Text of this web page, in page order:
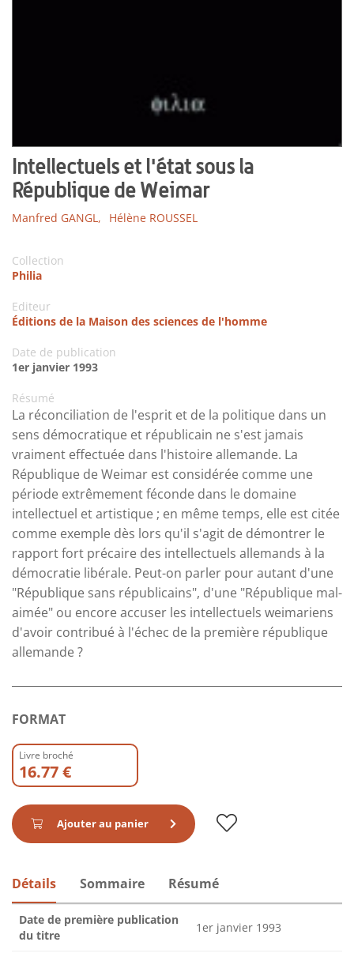
Intellectuels et l'état sous la
République de Weimar
Manfred GANGL, Hélène ROUSSEL
Collection
Philia
Editeur
Éditions de la Maison des sciences de l'homme
Date de publication
1er janvier 1993
Résumé
La réconciliation de l'esprit et de la politique dans un
sens démocratique et républicain ne s'est jamais
vraiment effectuée dans l'histoire allemande. La
République de Weimar est considérée comme une
période extrêmement féconde dans le domaine
intellectuel et artistique ; en même temps, elle est citée
comme exemple dès lors qu'il s'agit de démontrer le
rapport fort précaire des intellectuels allemands à la
démocratie libérale. Peut-on parler pour autant d'une
"République sans républicains", d'une "République mal-
aimée" ou encore accuser les intellectuels weimariens
d'avoir contribué à l'échec de la première république
allemande ?
FORMAT
Livre broché
16.77 €
Ajouter au panier
Détails Sommaire Résumé
Date de première publication
du titre
1er janvier 1993